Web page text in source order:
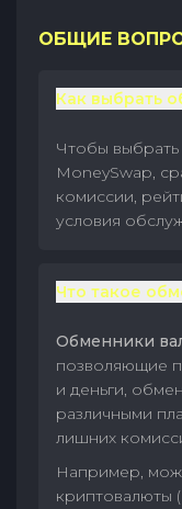
ОБЩИЕ
Как выбрать
Чтобы
MoneySwap,
комиссии,
условия
Что такое
Обменники
позволяющие
и деньги,
различными
лишних
Например,
криптовалюты